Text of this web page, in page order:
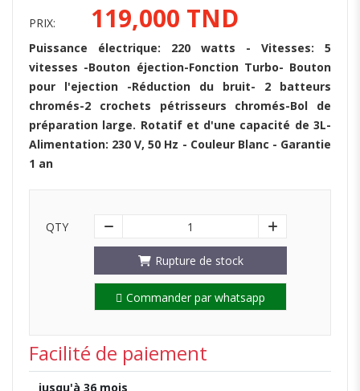
PRIX: 119,000 TND
Puissance électrique: 220 watts - Vitesses: 5
vitesses -Bouton éjection-Fonction Turbo- Bouton
pour l'ejection -Réduction du bruit- 2 batteurs
chromés-2 crochets pétrisseurs chromés-Bol de
préparation large. Rotatif et d'une capacité de 3L-
Alimentation: 230 V, 50 Hz - Couleur Blanc - Garantie
1 an
QTY 1
Rupture de stock
Commander par whatsapp
Facilité de paiement
jusqu'à 36 mois